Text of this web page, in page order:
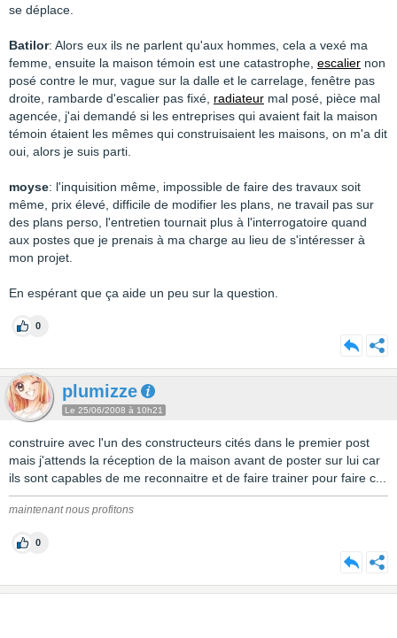
se déplace.
Batilor: Alors eux ils ne parlent qu'aux hommes, cela a vexé ma
femme, ensuite la maison témoin est une catastrophe, escalier non
posé contre le mur, vague sur la dalle et le carrelage, fenêtre pas
droite, rambarde d'escalier pas fixé, radiateur mal posé, pièce mal
agencée, j'ai demandé si les entreprises qui avaient fait la maison
témoin étaient les mêmes qui construisaient les maisons, on m'a dit
oui, alors je suis parti.
moyse: l'inquisition même, impossible de faire des travaux soit
même, prix élevé, difficile de modifier les plans, ne travail pas sur
des plans perso, l'entretien tournait plus à l'interrogatoire quand
aux postes que je prenais à ma charge au lieu de s'intéresser à
mon projet.
En espérant que ça aide un peu sur la question.
0
plumizze
Le 25/06/2008 à 10h21
construire avec l'un des constructeurs cités dans le premier post
mais j'attends la réception de la maison avant de poster sur lui car
ils sont capables de me reconnaitre et de faire trainer pour faire c...
maintenant nous profitons
0